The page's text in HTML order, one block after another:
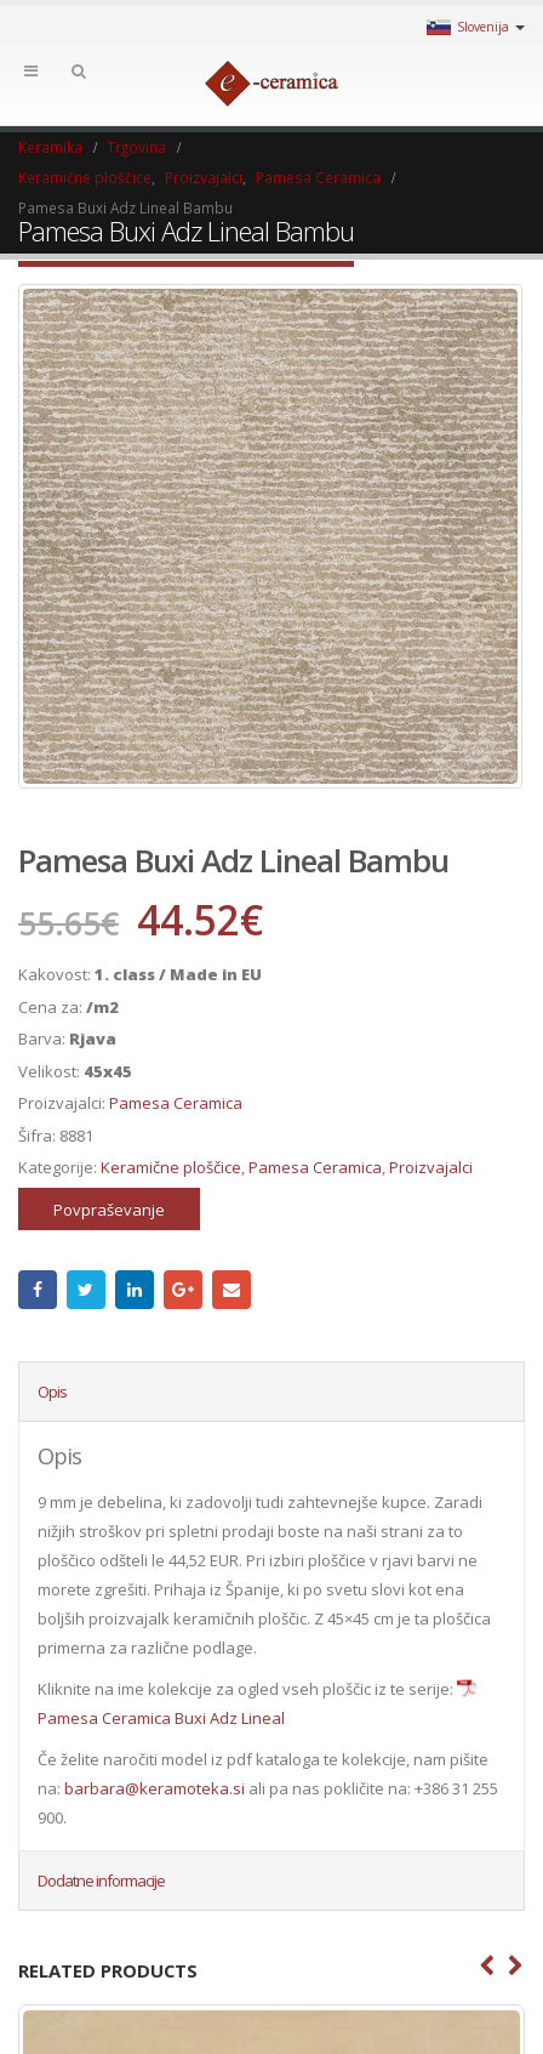
Slovenija
Keramika
Trgovina
Keramične ploščice
Proizvajalci
Pamesa Ceramica
Pamesa Buxi Adz Lineal Bambu
Pamesa Buxi Adz Lineal Bambu
Pamesa Buxi Adz Lineal Bambu
55.65€ 44.52€
Kakovost: 1. class / Made in EU
Cena za: /m2
Barva: Rjava
Velikost: 45x45
Proizvajalci: Pamesa Ceramica
Šifra: 8881
Kategorije: Keramične ploščice,Pamesa Ceramica,Proizvajalci
Povpraševanje
Opis
Opis
9 mm je debelina, ki zadovolji tudi zahtevnejše kupce. Zaradi
nižjih stroškov pri spletni prodaji boste na naši strani za to
ploščico odšteli le 44,52 EUR. Pri izbiri ploščice v rjavi barvi ne
morete zgrešiti. Prihaja iz Španije, ki po svetu slovi kot ena
boljših proizvajalk keramičnih ploščic. Z 45×45 cm je ta ploščica
primerna za različne podlage.
Kliknite na ime kolekcije za ogled vseh ploščic iz te serije:
Pamesa Ceramica Buxi Adz Lineal
Če želite naročiti model iz pdf kataloga te kolekcije, nam pišite
na: barbara@keramoteka.si ali pa nas pokličite na: +386 31 255
900.
Dodatne informacije
RELATED PRODUCTS